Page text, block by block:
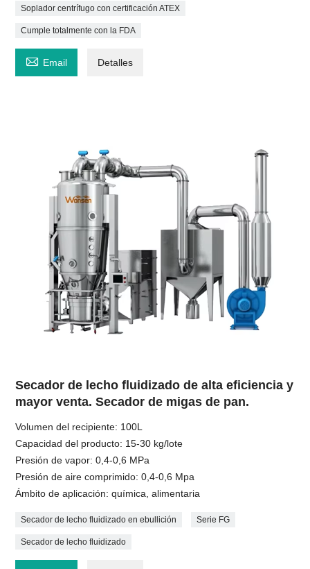
Soplador centrífugo con certificación ATEX
Cumple totalmente con la FDA
 Email Detalles
Secador de lecho fluidizado de alta eficiencia y
mayor venta. Secador de migas de pan.
Volumen del recipiente: 100L
Capacidad del producto: 15-30 kg/lote
Presión de vapor: 0,4-0,6 MPa
Presión de aire comprimido: 0,4-0,6 Mpa
Ámbito de aplicación: química, alimentaria
Secador de lecho fluidizado en ebullición Serie FG
Secador de lecho fluidizado